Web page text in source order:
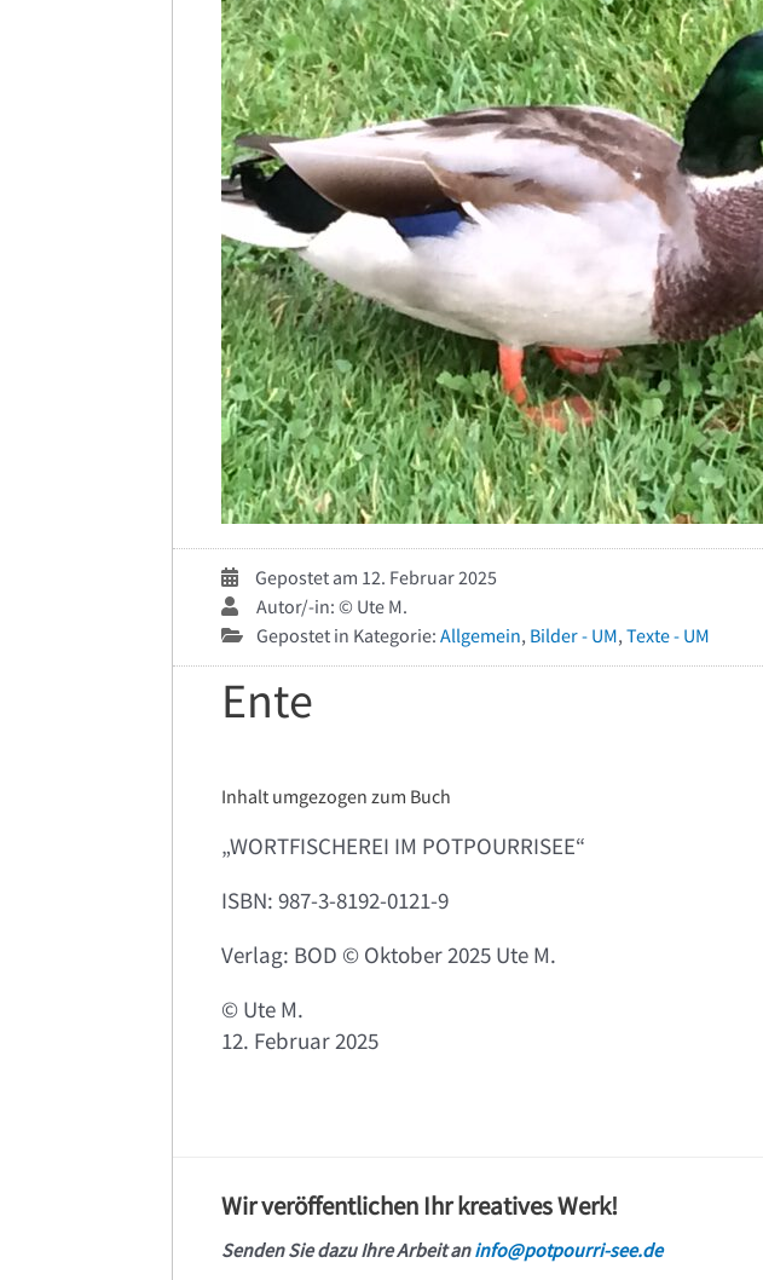
Gepostet am 12. Februar 2025
Autor/-in: © Ute M.
Gepostet in Kategorie: Allgemein, Bilder - UM,Texte - UM
Ente
Inhalt umgezogen zum Buch
„WORTFISCHEREI IM POTPOURRISEE“
ISBN: 987-3-8192-0121-9
Verlag: BOD ©️ Oktober 2025 Ute M.
©️ Ute M.
12. Februar 2025
Wir veröffentlichen Ihr kreatives Werk!
Senden Sie dazu Ihre Arbeit aninfo@potpourri-see.de